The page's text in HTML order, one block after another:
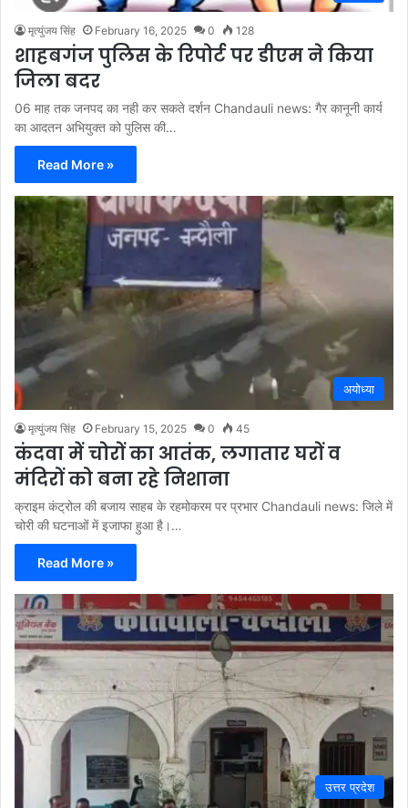
मृत्युंजय सिंह February 16, 2025 0 128
शाहबगंज पुलिस के रिपोर्ट पर डीएम ने किया
जिला बदर
06 माह तक जनपद का नही कर सकते दर्शन Chandauli news: गैर कानूनी कार्य
का आदतन अभियुक्त को पुलिस की…
Read More »
अयोध्या
मृत्युंजय सिंह February 15, 2025 0 45
कंदवा में चोरों का आतंक, लगातार घरों व
मंदिरों को बना रहे निशाना
क्राइम कंट्रोल की बजाय साहब के रहमोकरम पर प्रभार Chandauli news: जिले में
चोरी की घटनाओं में इजाफा हुआ है।…
Read More »
उत्तर प्रदेश